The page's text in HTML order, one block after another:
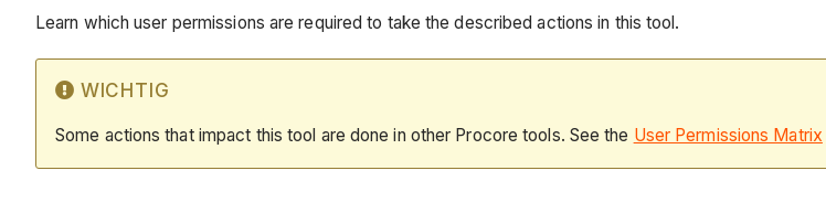
Learn which user permissions are required to take the described actions in this tool.
WICHTIG
Some actions that impact this tool are done in other Procore tools. See the User Permissions Matrix